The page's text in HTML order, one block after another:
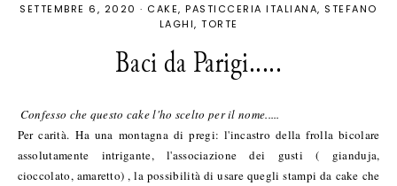
SETTEMBRE 6, 2020 · CAKE PASTICCERIA ITALIANA STEFANO
LAGHI
TORTE
Baci da Parigi.....
Confesso che questo cake l'ho scelto per il nome.....
Per carità. Ha una montagna di pregi: l'incastro della frolla bicolare
assolutamente intrigante, l'associazione dei gusti ( gianduja,
cioccolato, amaretto) , la possibilità di usare quegli stampi da cake che